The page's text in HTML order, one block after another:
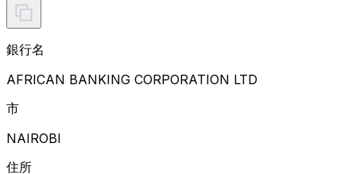
銀行名
AFRICAN BANKING CORPORATION LTD
市
NAIROBI
住所